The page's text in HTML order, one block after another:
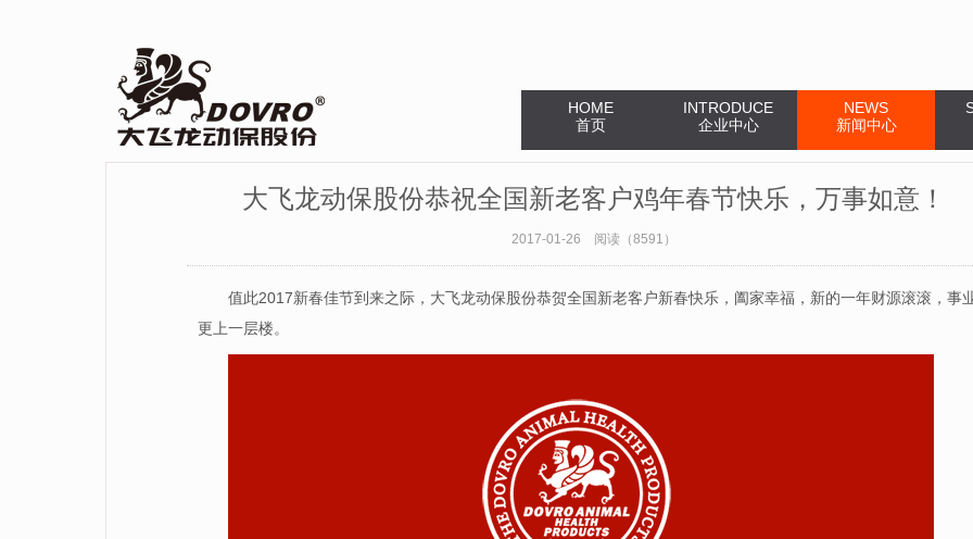
HOME
首页
INTRODUCE
企业中心
NEWS
新闻中心
大飞龙动保股份恭祝全国新老客户鸡年春节快乐，万事如意！
2017-01-26 阅读（8591）
值此2017新春佳节到来之际，大飞龙动保股份恭贺全国新老客户新春快乐，阖家幸福，新的一年财源滚滚，事
更上一层楼。